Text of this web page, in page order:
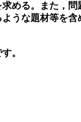
める。また，問
うな題材等を
す。